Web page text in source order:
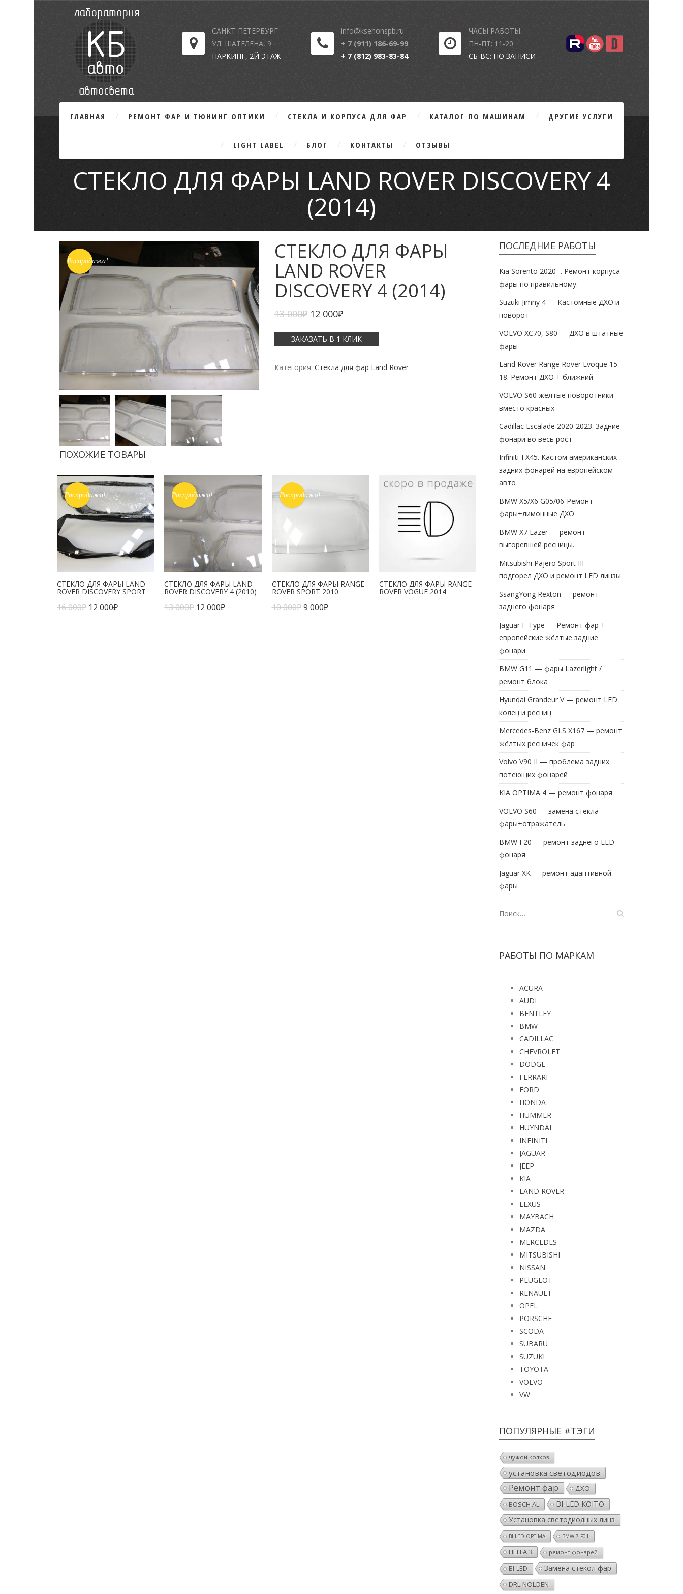
САНКТ-ПЕТЕРБУРГ
УЛ. ШАТЕЛЕНА, 9
ПАРКИНГ, 2Й ЭТАЖ
info@ksenonspb.ru
+ 7 (911) 186-69-99
+ 7 (812) 983-83-84
ЧАСЫ РАБОТЫ:
ПН-ПТ: 11-20
СБ-ВС: ПО ЗАПИСИ
ГЛАВНАЯ РЕМОНТ ФАР И ТЮНИНГ ОПТИКИ СТЕКЛА И КОРПУСА ДЛЯ ФАР КАТАЛОГ ПО МАШИНАМ ДРУГИЕ УСЛУГИ
LIGHT LABEL БЛОГ КОНТАКТЫ ОТЗЫВЫ
СТЕКЛО ДЛЯ ФАРЫ LAND ROVER DISCOVERY 4
(2014)
Распродажа! СТЕКЛО ДЛЯ ФАРЫ
LAND ROVER
DISCOVERY 4 (2014)
13 000₽ 12 000₽
ЗАКАЗАТЬ В 1 КЛИК
Категория: Стекла для фар Land Rover
ПОХОЖИЕ ТОВАРЫ
Распродажа!
СТЕКЛО ДЛЯ ФАРЫ LAND
ROVER DISCOVERY SPORT
16 000₽ 12 000₽
Распродажа!
СТЕКЛО ДЛЯ ФАРЫ LAND
ROVER DISCOVERY 4 (2010)
13 000₽ 12 000₽
Распродажа!
СТЕКЛО ДЛЯ ФАРЫ RANGE
ROVER SPORT 2010
10 000₽ 9 000₽
СТЕКЛО ДЛЯ ФАРЫ RANGE
ROVER VOGUE 2014
ПОСЛЕДНИЕ РАБОТЫ
Kia Sorento 2020- . Ремонт корпуса
фары по правильному.
Suzuki Jimny 4 — Кастомные ДХО и
поворот
VOLVO XC70, S80 — ДХО в штатные
фары
Land Rover Range Rover Evoque 15-
18. Ремонт ДХО + ближний
VOLVO S60 жёлтые поворотники
вместо красных
Cadillac Escalade 2020-2023. Задние
фонари во весь рост
Infiniti-FX45. Кастом американских
задних фонарей на европейском
авто
BMW X5/X6 G05/06-Ремонт
фары+лимонные ДХО
BMW X7 Lazer — ремонт
выгоревшей ресницы.
Mitsubishi Pajero Sport III —
подгорел ДХО и ремонт LED линзы
SsangYong Rexton — ремонт
заднего фонаря
Jaguar F-Type — Ремонт фар +
европейские жёлтые задние
фонари
BMW G11 — фары Lazerlight /
ремонт блока
Hyundai Grandeur V — ремонт LED
колец и ресниц
Mercedes-Benz GLS X167 — ремонт
жёлтых ресничек фар
Volvo V90 II — проблема задних
потеющих фонарей
KIA OPTIMA 4 — ремонт фонаря
VOLVO S60 — замена стекла
фары+отражатель
BMW F20 — ремонт заднего LED
фонаря
Jaguar XK — ремонт адаптивной
фары
РАБОТЫ ПО МАРКАМ
ACURA
AUDI
BENTLEY
BMW
CADILLAC
CHEVROLET
DODGE
FERRARI
FORD
HONDA
HUMMER
HUYNDAI
INFINITI
JAGUAR
JEEP
KIA
LAND ROVER
LEXUS
MAYBACH
MAZDA
MERCEDES
MITSUBISHI
NISSAN
PEUGEOT
RENAULT
OPEL
PORSCHE
SCODA
SUBARU
SUZUKI
TOYOTA
VOLVO
VW
ПОПУЛЯРНЫЕ #ТЭГИ
чужой колхоз
установка светодиодов
Ремонт фар
ДХО
BOSCH AL
BI-LED KOITO
Установка светодиодных линз
BI-LED OPTIMA BMW 7 F01
HELLA 3 ремонт фонарей
BI-LED Замена стёкол фар
DRL NOLDEN